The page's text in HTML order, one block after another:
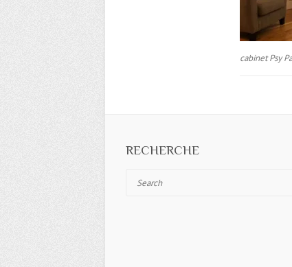
cabinet Psy
RECHERCHE